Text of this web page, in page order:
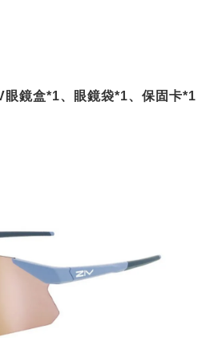
眼鏡盒*1、眼鏡袋*1、保固卡*1